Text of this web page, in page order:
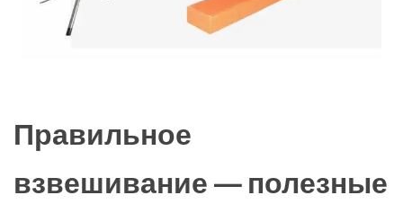
Правильное
взвешивание — полезные